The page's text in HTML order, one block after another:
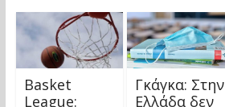
Basket
League:
Γκάγκα: Στην
Ελλάδα δεν